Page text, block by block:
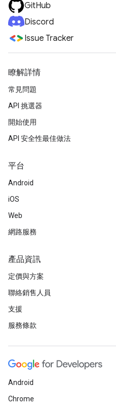
GitHub
Discord
Issue Tracker
瞭解詳情
常見問題
API 挑選器
開始使用
API 安全性最佳做法
平台
Android
iOS
Web
網路服務
產品資訊
定價與方案
聯絡銷售人員
支援
服務條款
Android
Chrome